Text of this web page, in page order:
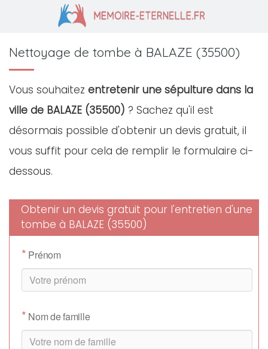
Nettoyage de tombe à BALAZE (35500)
Vous souhaitez entretenir une sépulture dans la
ville de BALAZE (35500) ? Sachez qu'il est
désormais possible d'obtenir un devis gratuit, il
vous suffit pour cela de remplir le formulaire ci-
dessous.
Obtenir un devis gratuit pour l'entretien d'une
tombe à BALAZE (35500)
* Prénom
* Nom de famille